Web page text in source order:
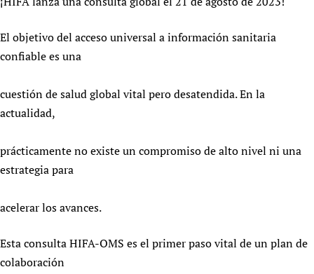
El objetivo del acceso universal a información sanitaria
confiable es una
cuestión de salud global vital pero desatendida. En la
actualidad,
prácticamente no existe un compromiso de alto nivel ni una
estrategia para
acelerar los avances.
Esta consulta HIFA-OMS es el primer paso vital de un plan de
colaboración